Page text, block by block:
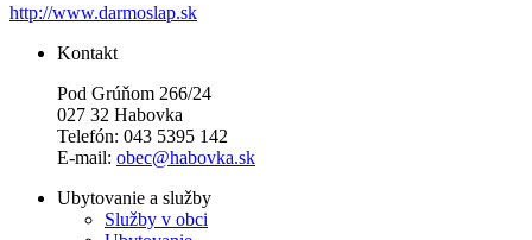
http://www.darmoslap.sk
Kontakt
Pod Grúňom 266/24
027 32 Habovka
Telefón: 043 5395 142
E-mail: obec@habovka.sk
Ubytovanie a služby
Služby v obci